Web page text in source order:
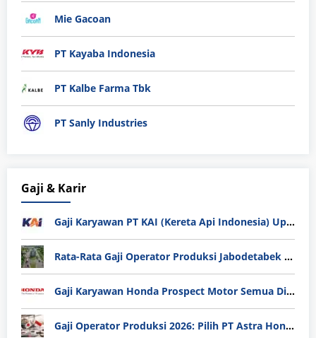
Mie Gacoan
PT Kayaba Indonesia
PT Kalbe Farma Tbk
PT Sanly Industries
Gaji & Karir
Gaji Karyawan PT KAI (Kereta Api Indonesia) Update 2025
Rata-Rata Gaji Operator Produksi Jabodetabek 2025: Bedah Tuntas UMK, Lemburan, dan Realita Hidup Buruh
Gaji Karyawan Honda Prospect Motor Semua Divisi
Gaji Operator Produksi 2026: Pilih PT Astra Honda Motor (AHM) atau Manufaktur di Jepang?